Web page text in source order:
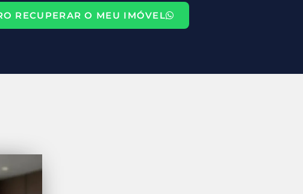
RECUPERAR O MEU IMÓVEL